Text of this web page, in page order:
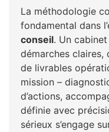
La méthodologie
fondamental dans
conseil. Un
démarches claires,
de livrables
mission –
d’actions,
définie avec
sérieux s’engage